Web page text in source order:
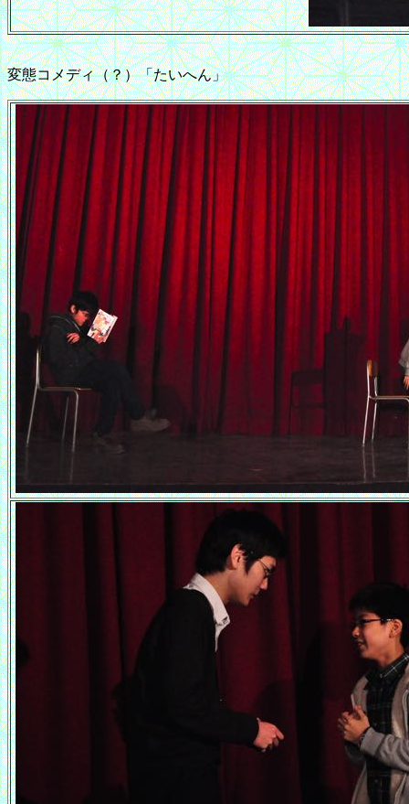
変態コメディ（？）「たいへん」